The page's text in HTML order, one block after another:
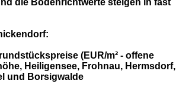
die Bodenrichtwerte steigen in fast
(EUR/m² - offene
Heiligensee, Frohnau, Hermsdorf,
und Borsigwalde